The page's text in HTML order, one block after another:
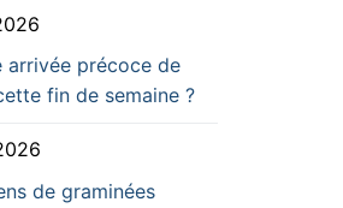
arrivée précoce de
fin de semaine ?
de graminées